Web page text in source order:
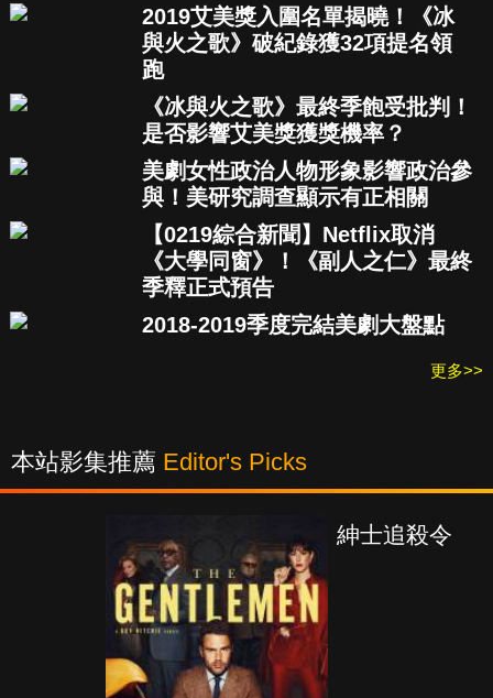
2019艾美獎入圍名單揭曉！《冰
與火之歌》破紀錄獲32項提名領
跑
《冰與火之歌》最終季飽受批判！
是否影響艾美獎獲獎機率？
美劇女性政治人物形象影響政治參
與！美研究調查顯示有正相關
【0219綜合新聞】Netflix取消
《大學同窗》！《副人之仁》最終
季釋正式預告
2018-2019季度完結美劇大盤點
更多>>
本站影集推薦 Editor's Picks
紳士追殺令